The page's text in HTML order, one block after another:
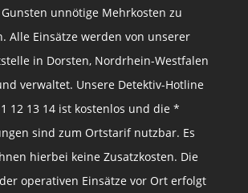
unnötige Mehrkosten zu
Alle Einsätze werden von unserer
in Dorsten, Nordrhein-Westfalen
verwaltet. Unsere Detektiv-Hotline
12 13 14 ist kostenlos und die *
sind zum Ortstarif nutzbar. Es
hierbei keine Zusatzkosten. Die
operativen Einsätze vor Ort erfolgt